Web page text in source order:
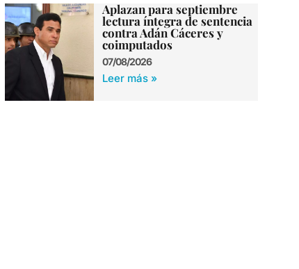
Aplazan para septiembre
lectura íntegra de sentencia
contra Adán Cáceres y
coimputados
07/08/2026
Leer más »